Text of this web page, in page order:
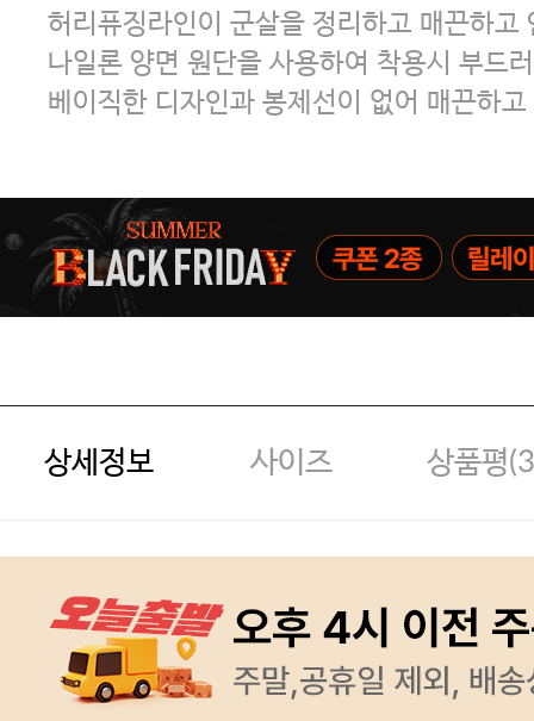
허리퓨징라인이 군살을 정리하고 매끈하고
나일론 양면 원단을 사용하여 착용시 부드
베이직한 디자인과 봉제선이 없어 매끈하
상세정보 사이즈 상품평(3